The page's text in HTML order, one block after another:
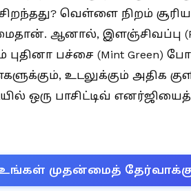
வெள்ளை நிறம்
ஆனால், இளஞ்சிவப்பு
புதினா பச்சை (Mint Green)
உடலுக்கும் அதிக
ஒரு பாசிட்டிவ் எனர்ஜியைத்
உங்கள் முதன்மைத்